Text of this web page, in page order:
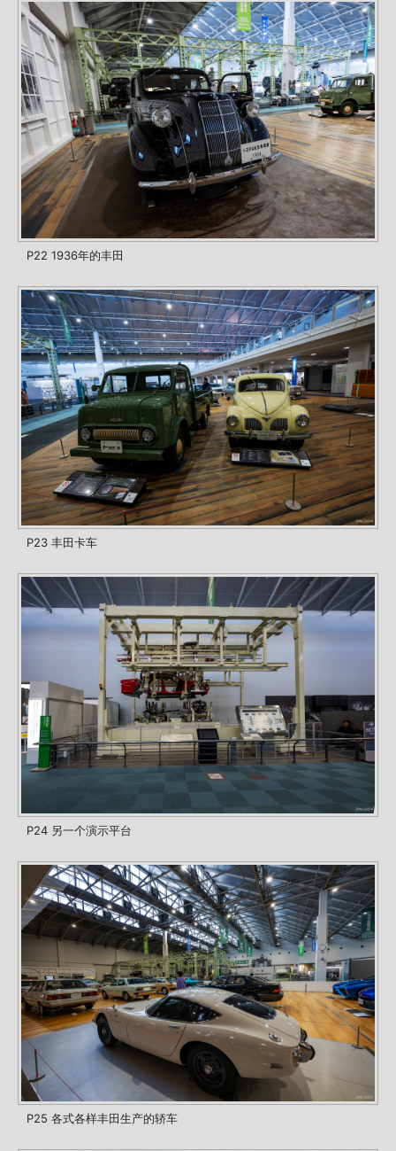
P22 1936年的丰田
P23 丰田卡车
P24 另一个演示平台
P25 各式各样丰田生产的轿车